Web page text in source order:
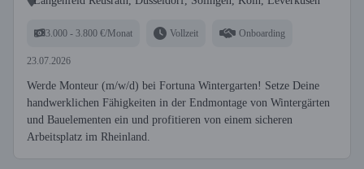
3.000 - 3.800 €/Monat Vollzeit Onboarding
23.07.2026
Werde Monteur (m/w/d) bei Fortuna Wintergarten! Setze Deine
handwerklichen Fähigkeiten in der Endmontage von Wintergärten
und Bauelementen ein und profitieren von einem sicheren
Arbeitsplatz im Rheinland.